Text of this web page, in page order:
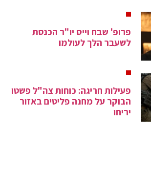
פרופ' שבח וייס יו"ר הכנסת
לשעבר הלך לעולמו
פעילות חריגה: כוחות צה"ל פשטו
הבוקר על מחנה פליטים באזור
יריחו